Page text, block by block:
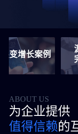
例
源头技术公
完整源码交
ABOUT US
为企业提供
值得信赖的